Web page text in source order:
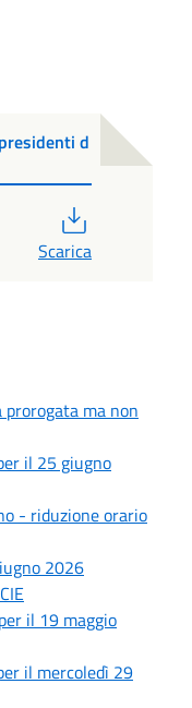
d
Scarica
prorogata ma non
il 25 giugno
- riduzione orario
2026
il 19 maggio
il mercoledì 29